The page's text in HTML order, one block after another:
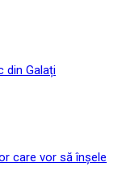
din Galați
care vor să înșele